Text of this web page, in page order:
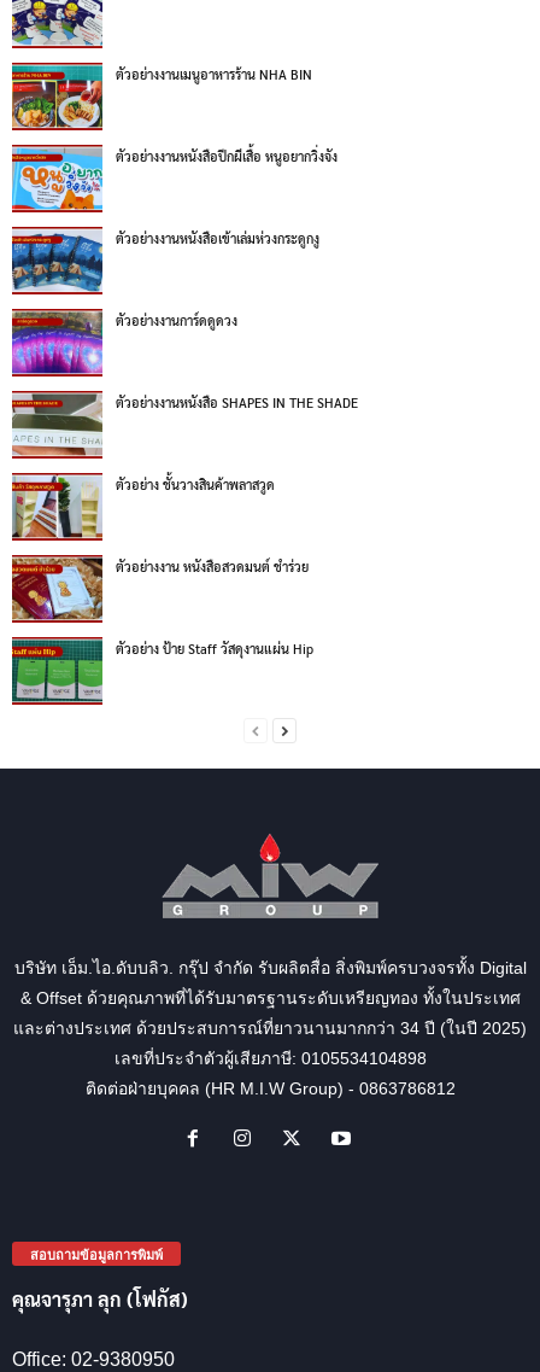
ตัวอย่างงานเมนูอาหารร้าน NHA BIN
ตัวอย่างงานหนังสือปีกผีเสื้อ หนูอยากวิ่งจัง
ตัวอย่างงานหนังสือเข้าเล่มห่วงกระดูกงู
ตัวอย่างงานการ์ดดูดวง
ตัวอย่างงานหนังสือ SHAPES IN THE SHADE
ตัวอย่าง ชั้นวางสินค้าพลาสวูด
ตัวอย่างงาน หนังสือสวดมนต์ ชำร่วย
ตัวอย่าง ป้าย Staff วัสดุงานแผ่น Hip
บริษัท เอ็ม.ไอ.ดับบลิว. กรุ๊ป จำกัด รับผลิตสื่อ สิ่งพิมพ์ครบวงจรทั้ง Digital
& Offset ด้วยคุณภาพที่ได้รับมาตรฐานระดับเหรียญทอง ทั้งในประเทศ
และต่างประเทศ ด้วยประสบการณ์ที่ยาวนานมากกว่า 34 ปี (ในปี 2025)
เลขที่ประจำตัวผู้เสียภาษี: 0105534104898
ติดต่อฝ่ายบุคคล (HR M.I.W Group) - 0863786812
สอบถามข้อมูลการพิมพ์
คุณจารุภา ลุก (โฟกัส)
Office: 02-9380950